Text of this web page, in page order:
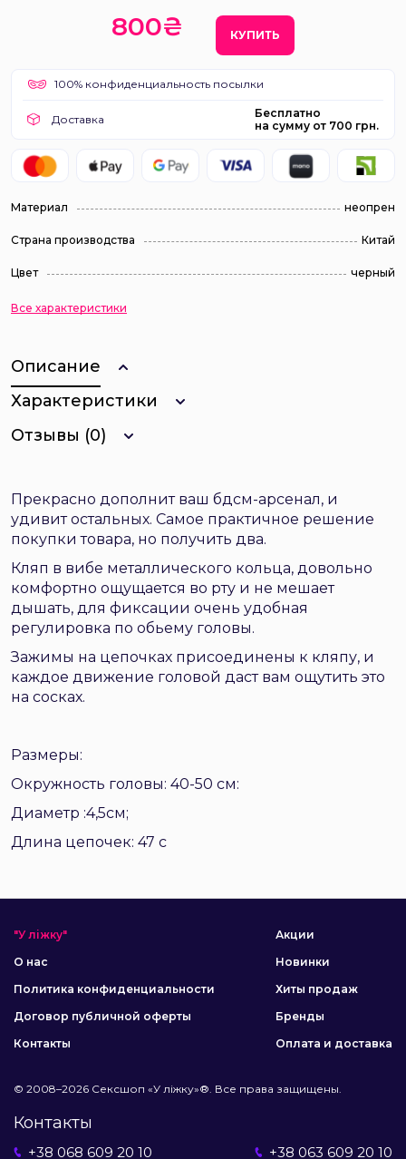
800₴ КУПИТЬ
100% конфиденциальность посылки
Доставка
Бесплатно
на сумму от 700 грн.
Материал неопрен
Страна производства Китай
Цвет черный
Все характеристики
Описание
Характеристики
Отзывы (0)
Прекрасно дополнит ваш бдсм-арсенал, и
удивит остальных. Самое практичное решение
покупки товара, но получить два.
Кляп в вибе металлического кольца, довольно
комфортно ощущается во рту и не мешает
дышать, для фиксации очень удобная
регулировка по обьему головы.
Зажимы на цепочках присоединены к кляпу, и
каждое движение головой даст вам ощутить это
на сосках.
Размеры:
Окружность головы: 40-50 см:
Диаметр :4,5см;
Длина цепочек: 47 с
"У ліжку"
О нас
Политика конфиденциальности
Договор публичной оферты
Контакты
Акции
Новинки
Хиты продаж
Бренды
Оплата и доставка
© 2008–2026 Сексшоп «У ліжку»®. Все права защищены.
Контакты
+38 068 609 20 10 +38 063 609 20 10